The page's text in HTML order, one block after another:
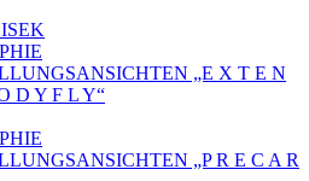
„E X T E N
D Y F L Y“
„P R E C A R